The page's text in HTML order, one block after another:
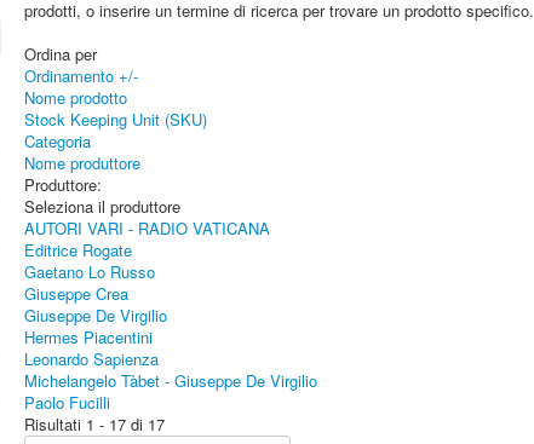
prodotti, o inserire un termine di ricerca per trovare un prodotto specifico.
Ordina per
Ordinamento +/-
Nome prodotto
Stock Keeping Unit (SKU)
Categoria
Nome produttore
Produttore:
Seleziona il produttore
AUTORI VARI - RADIO VATICANA
Editrice Rogate
Gaetano Lo Russo
Giuseppe Crea
Giuseppe De Virgilio
Hermes Piacentini
Leonardo Sapienza
Michelangelo Tàbet - Giuseppe De Virgilio
Paolo Fucilli
Risultati 1 - 17 di 17